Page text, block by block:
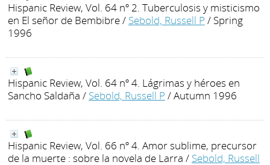
Hispanic Review, Vol. 64 nº 2. Tuberculosis y misticismo
en El señor de Bembibre/ Sebold, Russell P / Spring
1996
Hispanic Review, Vol. 64 nº 4. Lágrimas y héroes en
Sancho Saldaña / Sebold, Russell P / Autumn 1996
Hispanic Review, Vol. 66 nº 4. Amor sublime, precursor
de la muerte : sobre la novela de Larra / Sebold, Russell